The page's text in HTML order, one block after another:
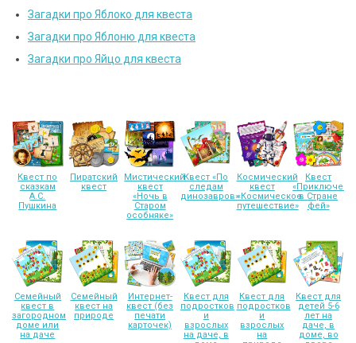
Загадки про Яблоко для квеста
Загадки про Яблоню для квеста
Загадки про Яйцо для квеста
Квест по
сказкам
А.С.
Пушкина
Пиратский
квест
Мистический
квест
«Ночь в
Старом
особняке»
Квест «По
следам
динозавров»
Космический
квест
«Космическое
путешествие»
Квест
в Стране
фей»
Семейный
квест в
загородном
доме или
на даче
Семейный
квест на
природе
Интернет-
квест (без
печати
карточек)
Квест для
подростков
и
взрослых
на даче, в
Квест для
подростков
и
взрослых
на
Квест для
детей 5-6
лет на
даче, в
доме, во